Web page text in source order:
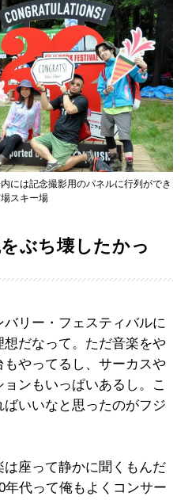
には記念撮影用のパネルに行列ができ
スキー場
をぶち壊したかっ
リー・フェスティバルに
だなって。ただ音楽をや
やってるし、サーカスや
ンもいっぱいあるし。こ
いいなと思ったのがフジ
座って静かに聞くもんだ
年代って俺もよくコンサー